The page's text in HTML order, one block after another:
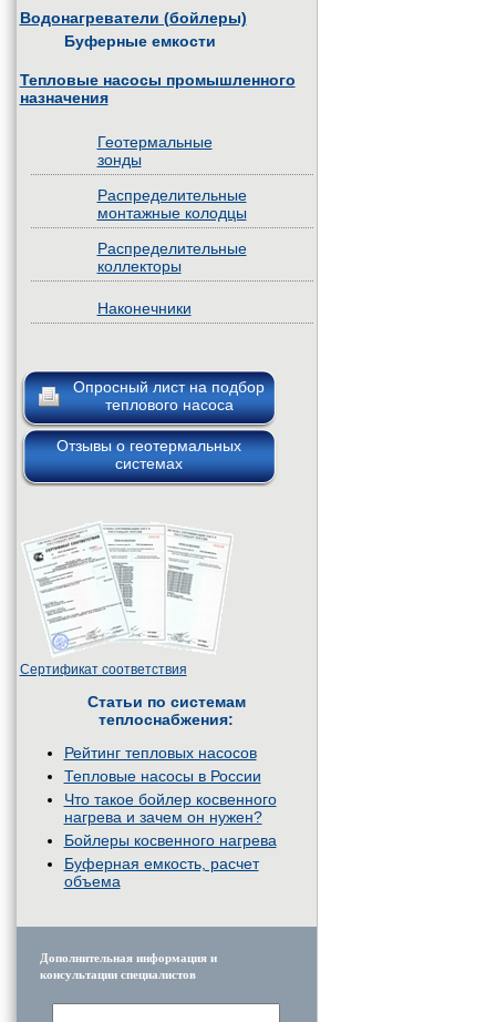
Водонагреватели (бойлеры)
Буферные емкости
Тепловые насосы промышленного
назначения
Геотермальные
зонды
Распределительные
монтажные колодцы
Распределительные
коллекторы
Наконечники
Опросный лист на подбор
теплового насоса
Отзывы о геотермальных
системах
Сертификат соответствия
Статьи по системам
теплоснабжения:
Рейтинг тепловых насосов
Тепловые насосы в России
Что такое бойлер косвенного
нагрева и зачем он нужен?
Бойлеры косвенного нагрева
Буферная емкость, расчет
объема
Дополнительная информация и
консультации специалистов